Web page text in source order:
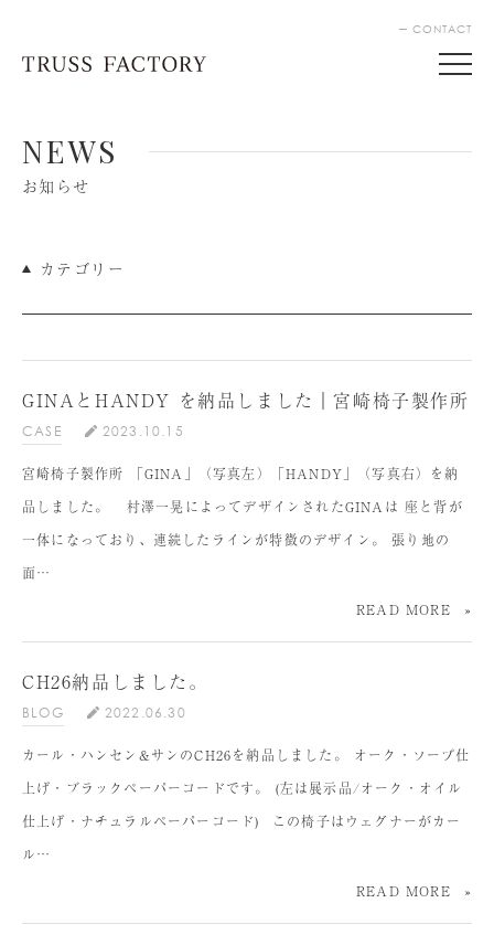
CONTACT
NEWS
お知らせ
カテゴリー
GINAとHANDY を納品しました｜宮崎椅子製作所
CASE 2023.10.15
宮崎椅子製作所 「GINA」（写真左）「HANDY」（写真右）を納
品しました。 村澤一晃によってデザインされたGINAは 座と背が
一体になっており、連続したラインが特徴のデザイン。 張り地の
面…
READ MORE
CH26納品しました。
BLOG 2022.06.30
カール・ハンセン&サンのCH26を納品しました。 オーク・ソープ仕
上げ・ブラックペーパーコードです。 (左は展示品/オーク・オイル
仕上げ・ナチュラルペーパーコード) ⁡ この椅子はウェグナーがカー
ル…
READ MORE